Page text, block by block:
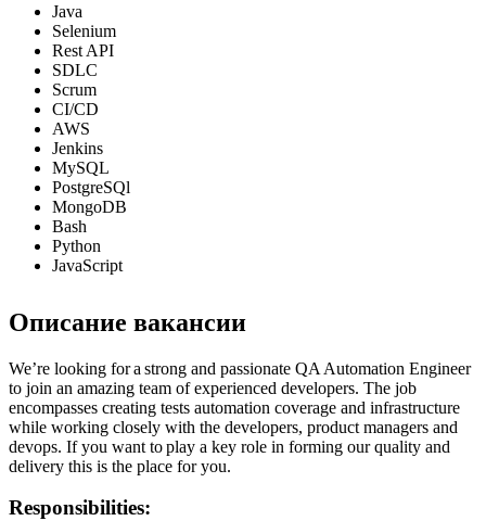
Java
Selenium
Rest API
SDLC
Scrum
CI/CD
AWS
Jenkins
MySQL
PostgreSQl
MongoDB
Bash
Python
JavaScript
Описание вакансии
We’re looking for a strong and passionate QA Automation Engineer
to join an amazing team of experienced developers. The job
encompasses creating tests automation coverage and infrastructure
while working closely with the developers, product managers and
devops. If you want to play a key role in forming our quality and
delivery this is the place for you.
Responsibilities: